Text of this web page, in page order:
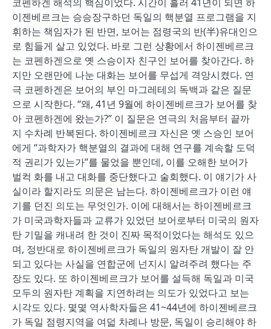
이젠베르크는 승승장구하던 독일의 핵분열 프로그램을 지
휘하는 책임자가 된 반면, 보어는 점령국의 반(半)유대인으
로 힘들게 살고 있었다. 바로 그런 상황에서 하이젠베르크
는 코펜하겐으로 옛 스승이자 친구인 보어를 찾아간다. 하
지만 오랜만에 나눈 대화는 보어를 무섭게 격앙시켰다. 연
극 코펜하겐은 보어의 부인 마그레테의 독백과 같은 질문
으로 시작한다. “왜, 41년 9월에 하이젠베르크가 보어를 찾
아 코펜하겐에 왔는가?” 이 질문은 연극의 처음부터 끝까
지 수차례 반복된다. 하이젠베르크 자신은 옛 스승인 보어
에게 “과학자가 핵분열의 결과에 대해 연구를 계속할 도덕
적 권리가 있는가”를 물었을 뿐인데, 이를 오해한 보어가
벌컥 화를 내고 대화를 중단했다고 술회했다. 이 얘기가 사
실이라 할지라도 의문은 남는다. 하이젠베르크가 이런 얘
기를 던진 의도는 무엇인가. 이에 대해서는 하이젠베르크
가 미국과학자들과 교류가 있었던 보어로부터 미국의 원자
탄 기밀을 캐내려 한 것이 진짜 목적이었다는 해석도 있으
며, 정반대로 하이젠베르크가 독일의 원자탄 개발이 잘 안
되고 있다는 사실을 연합군에 넌지시 알려주려 했다는 주
장도 있다. 또 하이젠베르크가 보어를 설득해 독일과 미국
모두의 원자탄 계획을 지연하려는 의도가 있었다고 보는
시각도 있다. 몇몇 역사학자들은 41~44년에 하이젠베르크
가 독일 점령지역을 여덟 차례나 방문, 독일이 승리해야 하